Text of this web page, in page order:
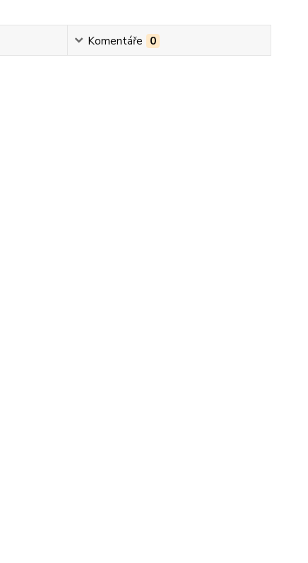
Komentáře 0